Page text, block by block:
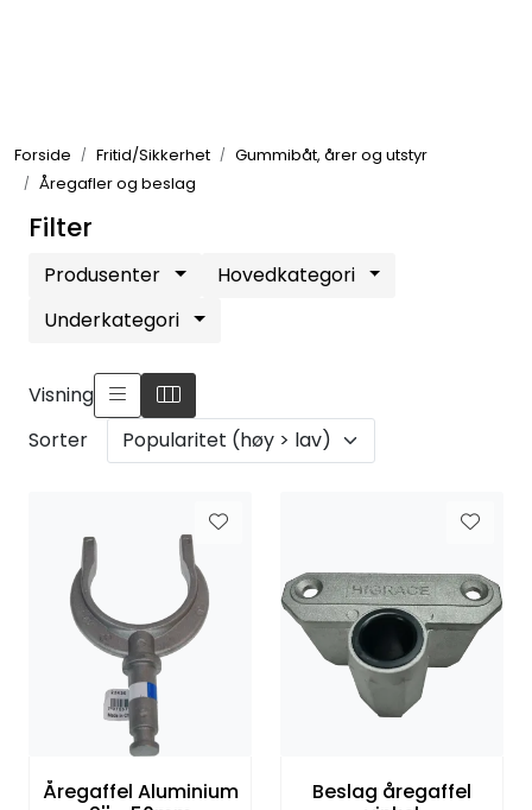
Forside Fritid/Sikkerhet
Gummibåt, årer og utstyr
Åregafler og beslag
Filter
Produsenter
Hovedkategori
Underkategori
Visning
Sorter
Åregaffel Aluminium
Beslag åregaffel
Elektrisk
Bygg/Innredning
Komfort
VVS
Motor/Styring
Fortøyning
Fritid/Sikkerhet
Båtpleie/Opplag